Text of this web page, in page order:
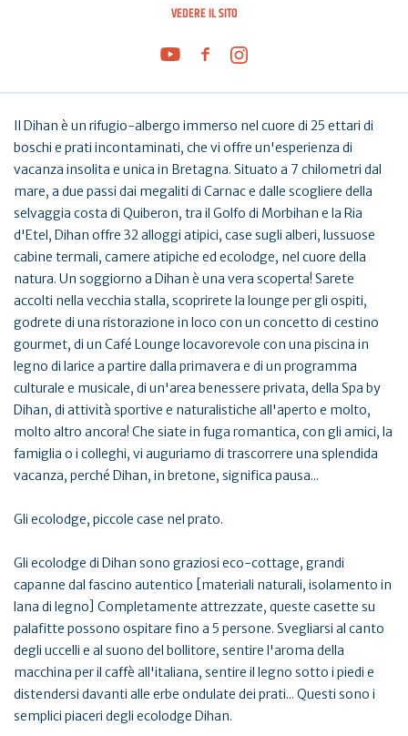
VEDERE IL SITO
Il Dihan è un rifugio-albergo immerso nel cuore di 25 ettari di
boschi e prati incontaminati, che vi offre un'esperienza di
vacanza insolita e unica in Bretagna. Situato a 7 chilometri dal
mare, a due passi dai megaliti di Carnac e dalle scogliere della
selvaggia costa di Quiberon, tra il Golfo di Morbihan e la Ria
d'Etel, Dihan offre 32 alloggi atipici, case sugli alberi, lussuose
cabine termali, camere atipiche ed ecolodge, nel cuore della
natura. Un soggiorno a Dihan è una vera scoperta! Sarete
accolti nella vecchia stalla, scoprirete la lounge per gli ospiti,
godrete di una ristorazione in loco con un concetto di cestino
gourmet, di un Café Lounge locavorevole con una piscina in
legno di larice a partire dalla primavera e di un programma
culturale e musicale, di un'area benessere privata, della Spa by
Dihan, di attività sportive e naturalistiche all'aperto e molto,
molto altro ancora! Che siate in fuga romantica, con gli amici, la
famiglia o i colleghi, vi auguriamo di trascorrere una splendida
vacanza, perché Dihan, in bretone, significa pausa...
Gli ecolodge, piccole case nel prato.
Gli ecolodge di Dihan sono graziosi eco-cottage, grandi
capanne dal fascino autentico [materiali naturali, isolamento in
lana di legno] Completamente attrezzate, queste casette su
palafitte possono ospitare fino a 5 persone. Svegliarsi al canto
degli uccelli e al suono del bollitore, sentire l'aroma della
macchina per il caffè all'italiana, sentire il legno sotto i piedi e
distendersi davanti alle erbe ondulate dei prati... Questi sono i
semplici piaceri degli ecolodge Dihan.